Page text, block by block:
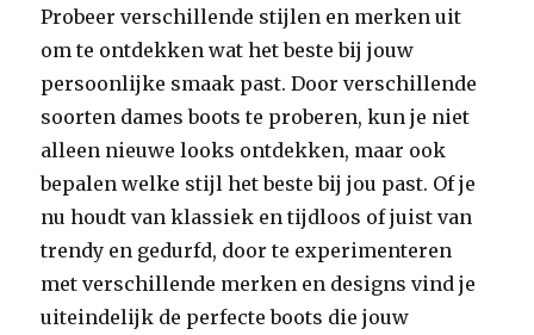
Probeer verschillende stijlen en merken uit
om te ontdekken wat het beste bij jouw
persoonlijke smaak past. Door verschillende
soorten dames boots te proberen, kun je niet
alleen nieuwe looks ontdekken, maar ook
bepalen welke stijl het beste bij jou past. Of je
nu houdt van klassiek en tijdloos of juist van
trendy en gedurfd, door te experimenteren
met verschillende merken en designs vind je
uiteindelijk de perfecte boots die jouw